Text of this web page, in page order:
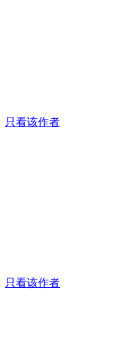
只看该作者
只看该作者